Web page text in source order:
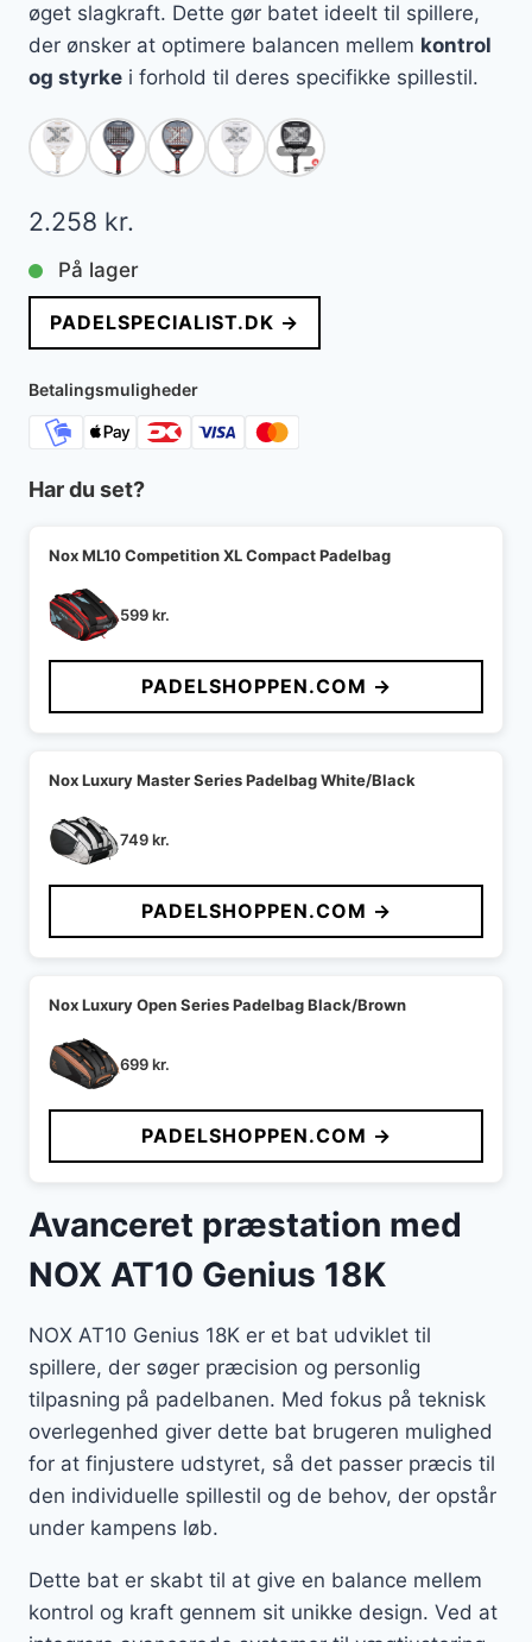
øget slagkraft. Dette gør batet ideelt til spillere,
der ønsker at optimere balancen mellem kontrol
og styrke i forhold til deres specifikke spillestil.
2.258 kr.
På lager
PADELSPECIALIST.DK →
Betalingsmuligheder
Har du set?
Nox ML10 Competition XL Compact Padelbag
599kr.
PADELSHOPPEN.COM →
Nox Luxury Master Series Padelbag White/Black
749kr.
PADELSHOPPEN.COM →
Nox Luxury Open Series Padelbag Black/Brown
699kr.
PADELSHOPPEN.COM →
Avanceret præstation med
NOX AT10 Genius 18K
NOX AT10 Genius 18K er et bat udviklet til
spillere, der søger præcision og personlig
tilpasning på padelbanen. Med fokus på teknisk
overlegenhed giver dette bat brugeren mulighed
for at finjustere udstyret, så det passer præcis til
den individuelle spillestil og de behov, der opstår
under kampens løb.
Dette bat er skabt til at give en balance mellem
kontrol og kraft gennem sit unikke design. Ved at